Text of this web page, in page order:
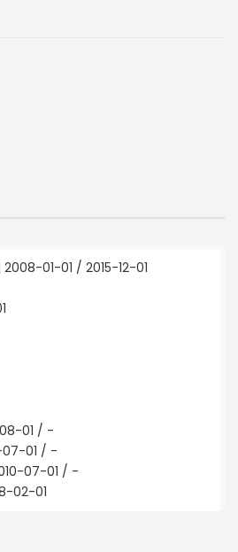
2008-01-01 / 2015-12-01
08-01 / -
07-01 / -
07-01 / -
02-01